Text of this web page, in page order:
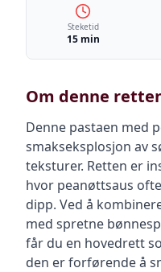
Steketid
15 min
Om denne
Denne pastaen med
smakseksplosjon av
teksturer. Retten er
hvor peanøttsaus
dipp. Ved å
med spretne
får du en hovedrett
den er forførende å